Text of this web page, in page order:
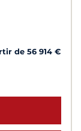
de 56 914 €